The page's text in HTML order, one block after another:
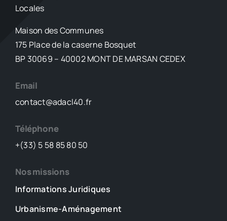
Locales
Maison des Communes
175 Place de la caserne Bosquet
BP 30069 – 40002 MONT DE MARSAN CEDEX
Email
contact@adacl40.fr
Téléphone
+(33) 5 58 85 80 50
Nos missions
Informations Juridiques
Urbanisme-Aménagement